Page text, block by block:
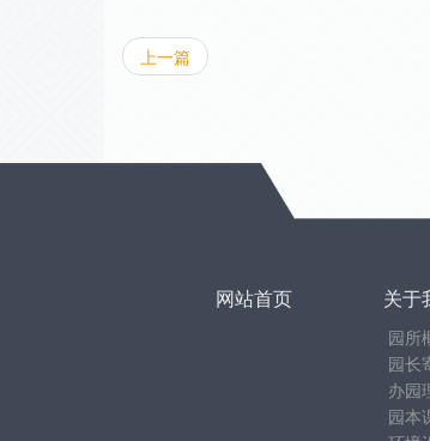
上一篇
网站首页 关于
园所
园长
办园
园本